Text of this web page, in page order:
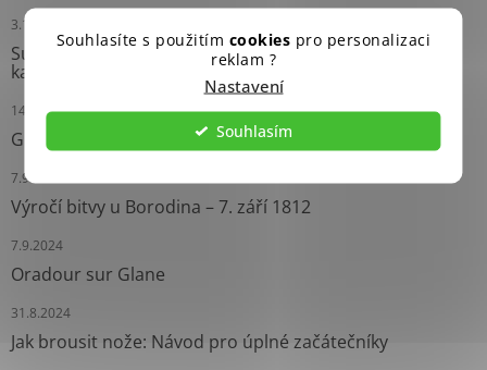
Souhlasíte s použitím cookies pro personalizaci
reklam ?
Nastavení
Souhlasím
3.10.2024
Survival náramky: Neprávem opomíjení pomocníci
každého dobrodruha
14.9.2024
Grease Gun: Ikonický Samopal Druhé světové války
7.9.2024
Výročí bitvy u Borodina – 7. září 1812
7.9.2024
Oradour sur Glane
31.8.2024
Jak brousit nože: Návod pro úplné začátečníky